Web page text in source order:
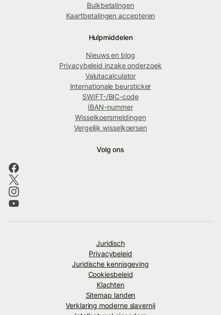
Bulkbetalingen
Kaartbetalingen accepteren
Hulpmiddelen
Nieuws en blog
Privacybeleid inzake onderzoek
Valutacalculator
Internationale beursticker
SWIFT-/BIC-code
IBAN-nummer
Wisselkoersmeldingen
Vergelijk wisselkoersen
Volg ons
Juridisch
Privacybeleid
Juridische kennisgeving
Cookiesbeleid
Klachten
Sitemap landen
Verklaring moderne slavernij